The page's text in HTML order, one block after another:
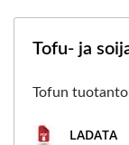
Tofu- ja
Tofun
LADATA